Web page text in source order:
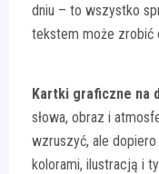
dniu – to wszystko
tekstem może zrobić
Kartki graficzne na
słowa, obraz i
wzruszyć, ale
kolorami, ilustracją i